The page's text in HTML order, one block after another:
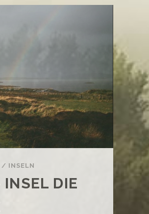
IN
STERLING!
/ INSELN
DIE